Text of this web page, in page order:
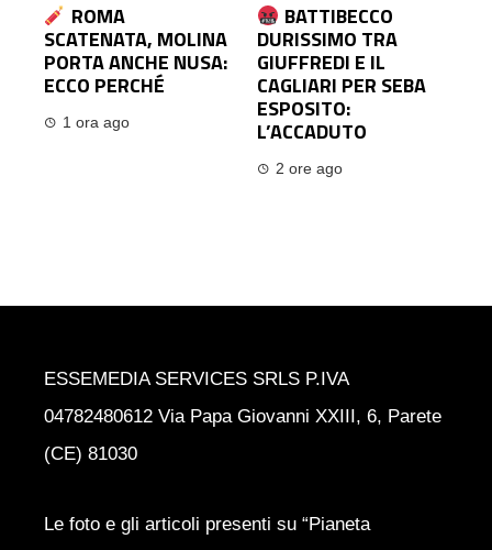
ROMA
SCATENATA, MOLINA
PORTA ANCHE NUSA:
ECCO PERCHÉ
1 ora ago
BATTIBECCO
DURISSIMO TRA
GIUFFREDI E IL
CAGLIARI PER SEBA
ESPOSITO:
L’ACCADUTO
2 ore ago
ESSEMEDIA SERVICES SRLS P.IVA
04782480612 Via Papa Giovanni XXIII, 6, Parete
(CE) 81030
Le foto e gli articoli presenti su “Pianeta